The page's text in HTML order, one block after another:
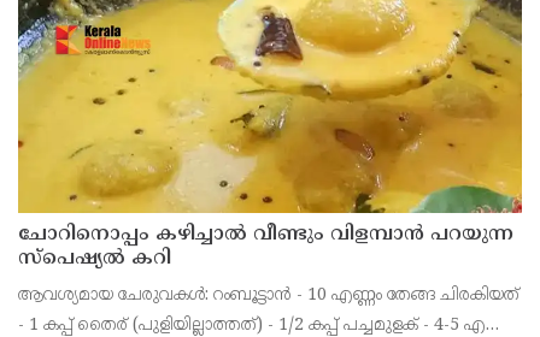
മോർച്ചയുടേയും കേന്ദ്ര ട്രേഡ്‌ യൂണിയനുകളുടേയും ആഹ്വാനപ
ചോറിനൊപ്പം കഴിച്ചാൽ വീണ്ടും വിളമ്പാൻ പറയുന്ന
സ്പെഷ്യൽ കറി
ആവശ്യമായ ചേരുവകൾ: റംബൂട്ടാൻ - 10 എണ്ണം തേങ്ങ ചിരകിയത്
- 1 കപ്പ് തൈര് (പുളിയില്ലാത്തത്) - 1/2 കപ്പ് പച്ചമുളക് - 4-5 എണ്ണം